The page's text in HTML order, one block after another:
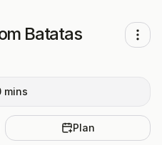
Batatas
mins
Plan